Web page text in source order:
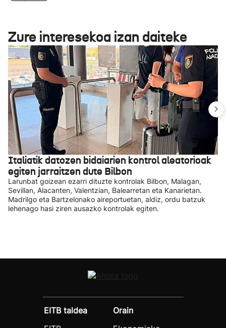
Zure interesekoa izan daiteke
Italiatik datozen bidaiarien kontrol aleatorioak
egiten jarraitzen dute Bilbon
Larunbat goizean ezarri dituzte kontrolak Bilbon, Malagan,
Sevillan, Alacanten, Valentzian, Balearretan eta Kanarietan.
Madrilgo eta Bartzelonako aireportuetan, aldiz, ordu batzuk
lehenago hasi ziren ausazko kontrolak egiten.
EITB taldea
Orain